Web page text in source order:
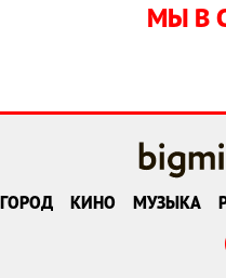
МЫ В
ГОРОД КИНО МУЗЫКА